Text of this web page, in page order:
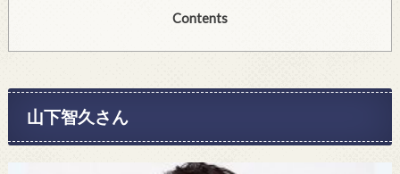
Contents
山下智久さん